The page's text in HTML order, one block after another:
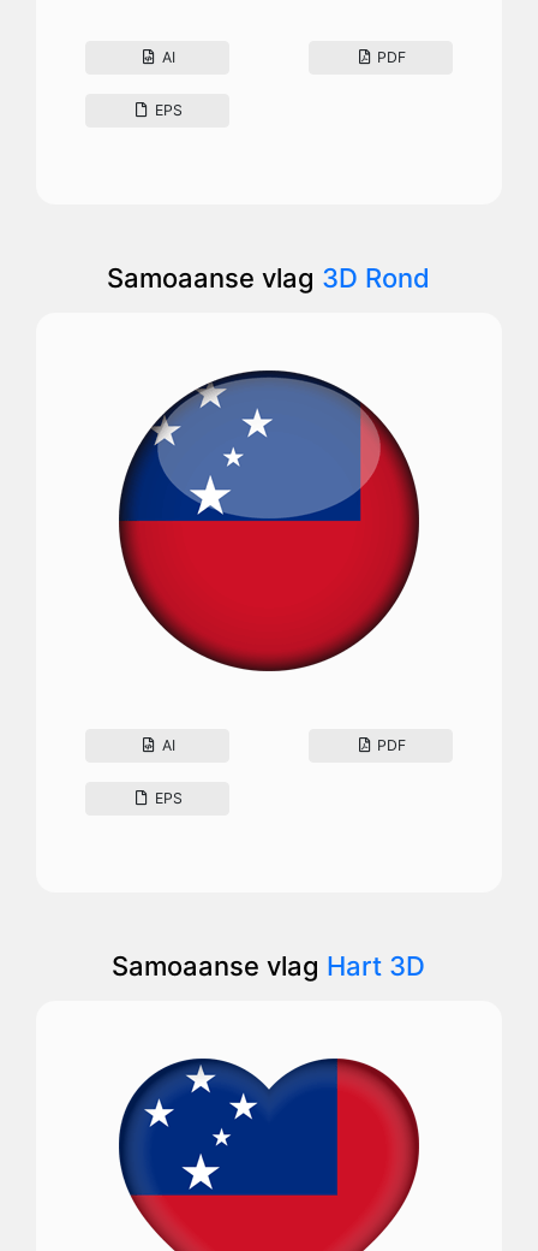
AI PDF
EPS
Samoaanse vlag 3D Rond
AI PDF
EPS
Samoaanse vlag Hart 3D